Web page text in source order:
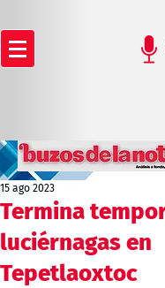
Termina
luciérnagas en
Tepetlaoxtoc
15 ago 2023